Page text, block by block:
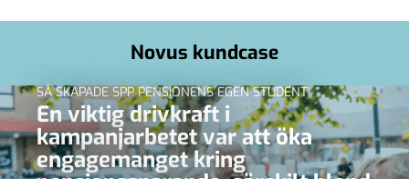
Novus kundcase
SÅ SKAPADE SPP PENSIONENS EGEN STUDENT
En viktig drivkraft i
kampanjarbetet var att öka
engagemanget kring